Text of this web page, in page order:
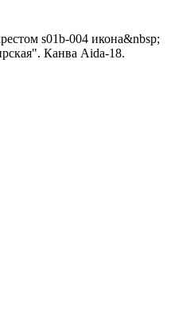
s01b-004 икона&nbsp;
Канва Aida-18.